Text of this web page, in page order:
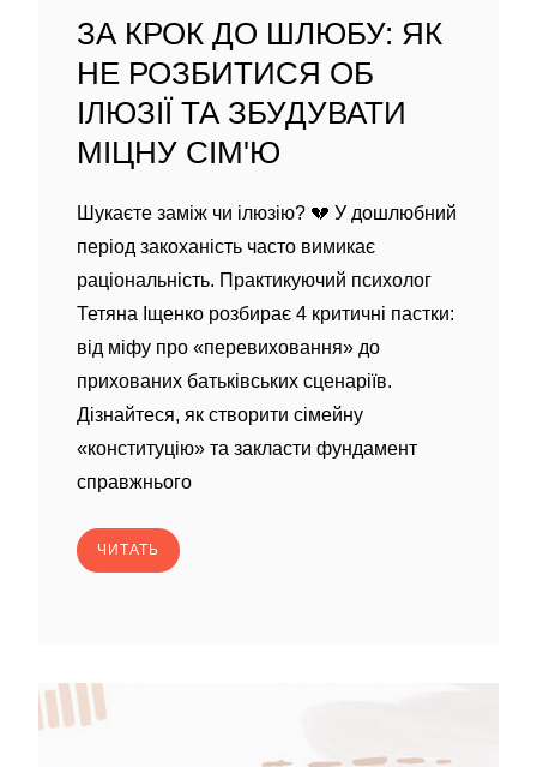
ЗА КРОК ДО ШЛЮБУ: ЯК
НЕ РОЗБИТИСЯ ОБ
ІЛЮЗІЇ ТА ЗБУДУВАТИ
МІЦНУ СІМ'Ю
Шукаєте заміж чи ілюзію? 💔 У дошлюбний
період закоханість часто вимикає
раціональність. Практикуючий психолог
Тетяна Іщенко розбирає 4 критичні пастки:
від міфу про «перевиховання» до
прихованих батьківських сценаріїв.
Дізнайтеся, як створити сімейну
«конституцію» та закласти фундамент
справжнього
ЧИТАТЬ